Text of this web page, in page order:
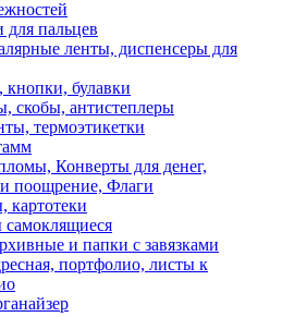
пальцев
ленты, диспенсеры для
кнопки, булавки
скобы, антистеплеры
термоэтикетки
Конверты для денег,
поощрение, Флаги
картотеки
и папки с завязками
портфолио, листы к